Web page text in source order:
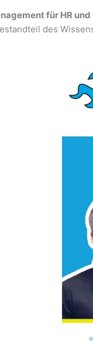
für HR
des